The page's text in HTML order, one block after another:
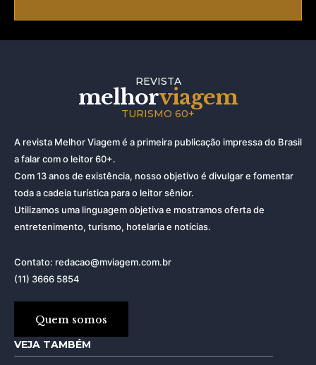
REVISTA
melhorviagem
TURISMO 60+
A revista Melhor Viagem é a primeira publicação impressa do Brasil
a falar com o leitor 60+.
Com 13 anos de existência, nosso objetivo é divulgar e fomentar
toda a cadeia turística para o leitor sênior.
Utilizamos uma linguagem objetiva e mostramos oferta de
entretenimento, turismo, hotelaria e notícias.
Contato: redacao@mviagem.com.br
(11) 3666 5854
Quem somos
VEJA TAMBÉM